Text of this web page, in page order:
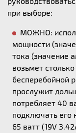
при выборе:
МОЖНО:
мощности
тока (значение
возьмет
бесперебойной
прослужит
потребляет 40
подключать его
65 ватт (19V